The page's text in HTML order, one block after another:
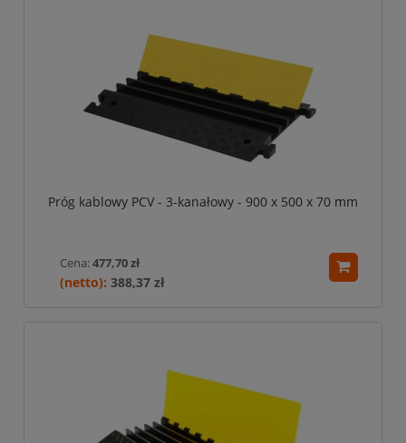
Próg kablowy PCV - 3-kanałowy - 900 x 500 x 70 mm
Cena:477,70 zł
388,37 zł